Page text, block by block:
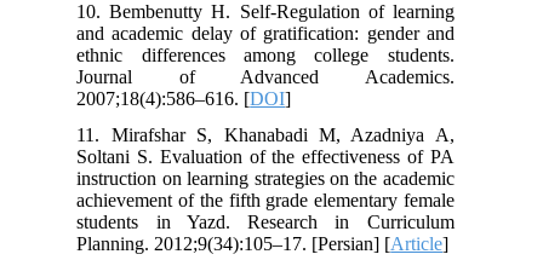
10. Bembenutty H. Self-Regulation of learning
and academic delay of gratification: gender and
ethnic differences among college students.
Journal of Advanced Academics.
2007;18(4):586–616. [DOI
11. Mirafshar S, Khanabadi M, Azadniya A,
Soltani S. Evaluation of the effectiveness of PA
instruction on learning strategies on the academic
achievement of the fifth grade elementary female
students in Yazd. Research in Curriculum
Planning. 2012;9(34):105–17. [Persian] [Article